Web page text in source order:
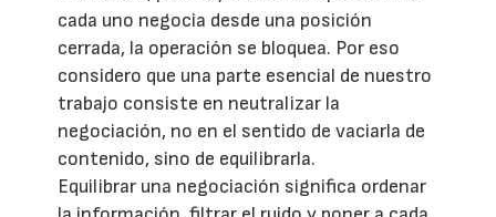
cada uno negocia desde una posición
cerrada, la operación se bloquea. Por eso
considero que una parte esencial de nuestro
trabajo consiste en neutralizar la
negociación, no en el sentido de vaciarla de
contenido, sino de equilibrarla.
Equilibrar una negociación significa ordenar